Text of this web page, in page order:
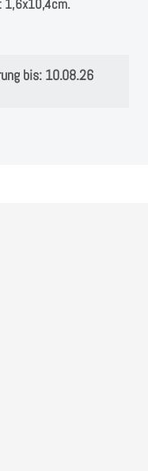
1,6x10,4cm.
bis: 10.08.26